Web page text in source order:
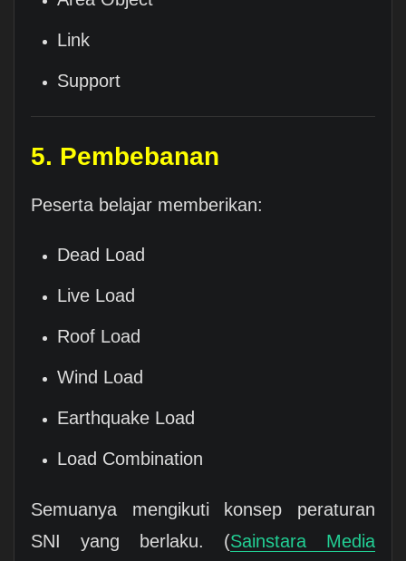
Link
Support
5. Pembebanan
Peserta belajar memberikan:
Dead Load
Live Load
Roof Load
Wind Load
Earthquake Load
Load Combination
Semuanya mengikuti konsep peraturan
SNI yang berlaku. (Sainstara Media